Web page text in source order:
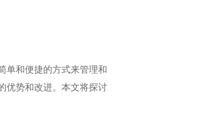
单和便捷的方式来管理和
优势和改进。本文将探讨